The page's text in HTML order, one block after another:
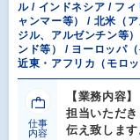
ル / インドネシア / フ
ャンマー等） / 北米（
ジル、アルゼンチン等
ンド等） / ヨーロッパ
近東・アフリカ（モロ
仕事
内容
【業務内容
担当いただ
伝え致します